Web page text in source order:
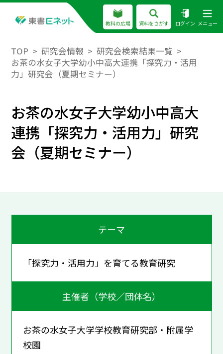
教科の広場 資料をさがす ログイン メニュー
TOP 研究会情報
研究会検索結果一覧
お茶の水女子大学幼小中高大連携「探究力・活用
力」研究会（夏期セミナー）
お茶の水女子大学幼小中高大
連携「探究力・活用力」研究
会（夏期セミナー）
テーマ
「探究力・活用力」を育てる教育研究
主催者（学校／団体名）
お茶の水女子大学学校教育研究部・附属学
校園